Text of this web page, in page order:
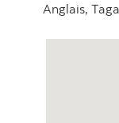
Anglais,